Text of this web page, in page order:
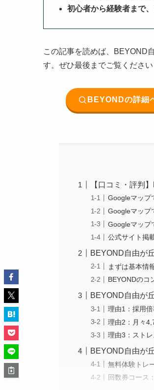
初心者から経験者まで
この記事を読めば、BEYOND
す。ぜひ最後までご覧ください
BEYONDの詳細
【口コミ・評判
Googleマップ
Googleマップ
Googleマップ
公式サイト掲
BEYOND自由が
まずは基本情
BEYONDのコ
BEYOND自由が
理由1：採用
理由2：月々
理由3：スト
BEYOND自由が
無料体験トレ
回数券コース